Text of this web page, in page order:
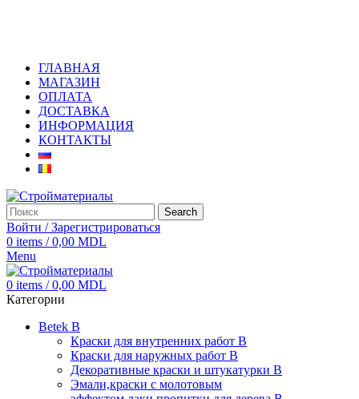
ГЛАВНАЯ
МАГАЗИН
ОПЛАТА
ДОСТАВКА
ИНФОРМАЦИЯ
КОНТАКТЫ
Search
Войти / Зарегистрироваться
0 items / 0,00 MDL
Menu
0 items / 0,00 MDL
Категории
Betek B
Краски для внутренних работ B
Краски для наружных работ B
Декоративные краски и штукатурки В
Эмали,краски с молотовым